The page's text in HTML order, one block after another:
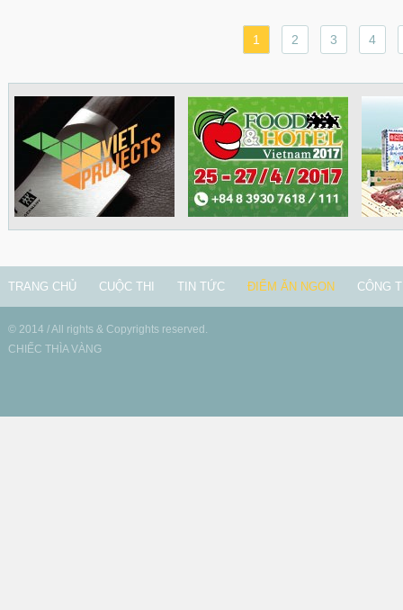
1 2 3 4
TRANG CHỦ CUỘC THI TIN TỨC ĐIỂM ĂN NGON CÔNG
© 2014 / All rights & Copyrights reserved.
CHIẾC THÌA VÀNG